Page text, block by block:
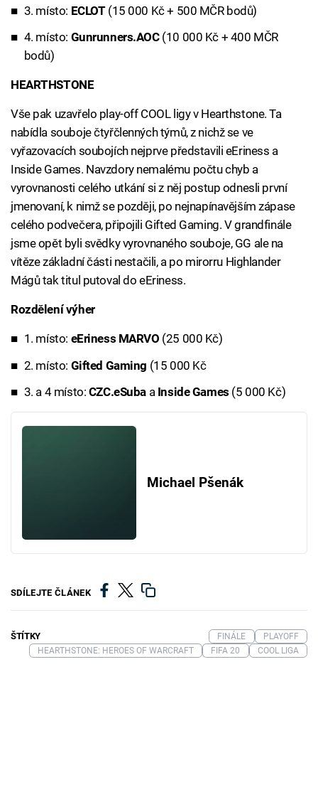
3. místo: ECLOT (15 000 Kč + 500 MČR bodů)
4. místo: Gunrunners.AOC(10 000 Kč + 400 MČR
bodů)
HEARTHSTONE
Vše pak uzavřelo play-off COOL ligy v Hearthstone. Ta
nabídla souboje čtyřčlenných týmů, z nichž se ve
vyřazovacích soubojích nejprve představili eEriness a
Inside Games. Navzdory nemalému počtu chyb a
vyrovnanosti celého utkání si z něj postup odnesli první
jmenovaní, k nimž se později, po nejnapínavějším zápase
celého podvečera, připojili Gifted Gaming. V grandfinále
jsme opět byli svědky vyrovnaného souboje, GG ale na
vítěze základní části nestačili, a po mirorru Highlander
Mágů tak titul putoval do eEriness.
Rozdělení výher
1. místo: eEriness MARVO (25 000 Kč)
2. místo: Gifted Gaming (15 000 Kč
3. a 4 místo: CZC.eSuba a Inside Games (5 000 Kč)
Michael Pšenák
SDÍLEJTE ČLÁNEK
ŠTÍTKY FINÁLE
PLAYOFF
HEARTHSTONE: HEROES OF WARCRAFT
FIFA 20 COOL LIGA